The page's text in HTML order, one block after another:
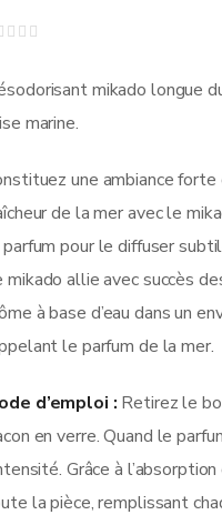
mikado longue
marine.
une ambiance
de la mer avec le
pour le diffuser
mikado allie avec succès
à base d’eau dans un
le parfum de la mer.
d’emploi : Retirez le
en verre. Quand le
Grâce à
la pièce, remplissant